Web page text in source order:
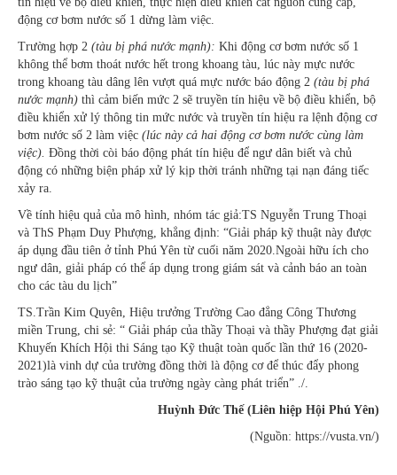
động cơ bơm nước số 1 dừng làm việc.
Trường hợp 2 (tàu bị phá nước mạnh): Khi động cơ bơm nước số 1
không thể bơm thoát nước hết trong khoang tàu, lúc này mực nước
trong khoang tàu dâng lên vượt quá mực nước báo động 2 (tàu bị phá
nước mạnh) thì cảm biến mức 2 sẽ truyền tín hiệu về bộ điều khiển, bộ
điều khiển xử lý thông tin mức nước và truyền tín hiệu ra lệnh động cơ
bơm nước số 2 làm việc (lúc này cả hai động cơ bơm nước cùng làm
việc). Đồng thời còi báo động phát tín hiệu để ngư dân biết và chủ
động có những biện pháp xử lý kịp thời tránh những tại nạn đáng tiếc
xảy ra.
Về tính hiệu quả của mô hình, nhóm tác giả:TS Nguyễn Trung Thoại
và ThS Phạm Duy Phượng, khẳng định: “Giải pháp kỹ thuật này được
áp dụng đầu tiên ở tỉnh Phú Yên từ cuối năm 2020.Ngoài hữu ích cho
ngư dân, giải pháp có thể áp dụng trong giám sát và cảnh báo an toàn
cho các tàu du lịch”
TS.Trần Kim Quyên, Hiệu trưởng Trường Cao đẳng Công Thương
miền Trung, chi sẻ: “ Giải pháp của thầy Thoại và thầy Phượng đạt giải
Khuyến Khích Hội thi Sáng tạo Kỹ thuật toàn quốc lần thứ 16 (2020-
2021)là vinh dự của trường đồng thời là động cơ để thúc đẩy phong
trào sáng tạo kỹ thuật của trường ngày càng phát triển” ./.
Huỳnh Đức Thế (Liên hiệp Hội Phú Yên)
(Nguồn: https://vusta.vn/)